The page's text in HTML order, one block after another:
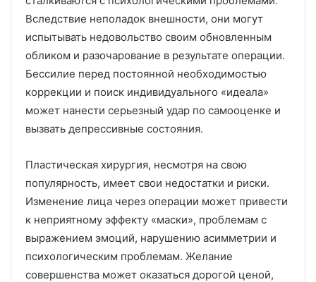
Вследствие неполадок внешности, они могут
испытывать недовольство своим обновленным
обликом и разочарование в результате операции.
Бессилие перед постоянной необходимостью
коррекции и поиск индивидуального «идеала»
может нанести серьезный удар по самооценке и
вызвать депрессивные состояния.
Пластическая хирургия, несмотря на свою
популярность, имеет свои недостатки и риски.
Изменение лица через операции может привести
к неприятному эффекту «маски», проблемам с
выражением эмоций, нарушению асимметрии и
психологическим проблемам. Желание
совершенства может оказаться дорогой ценой,